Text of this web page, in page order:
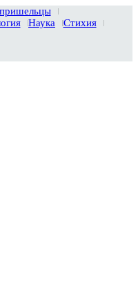
Наука
Стихия